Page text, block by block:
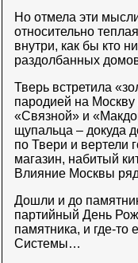
Но отмела эти
относительно
внутри, как бы кто
раздолбанных
Тверь встретила
пародией на Москву
«Связной» и
щупальца – докуда
по Твери и вертели
магазин, набитый
Влияние Москвы
Дошли и до
партийный День
памятника, и где-то
Системы…